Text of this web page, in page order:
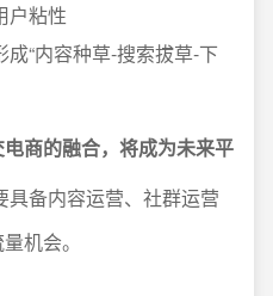
户粘性
“内容种草-搜索拔草-下
商的融合，将成为未来平
具备内容运营、社群运营
机会。